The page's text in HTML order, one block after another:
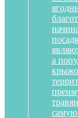
а
самую